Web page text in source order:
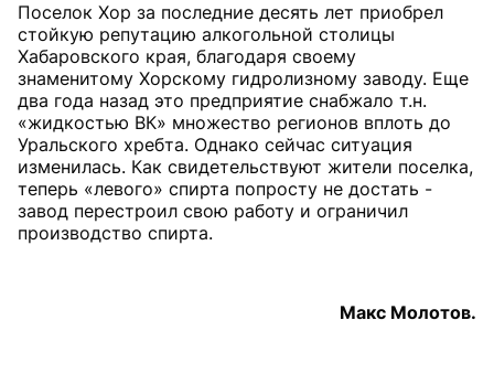
Поселок Хор за последние десять лет приобрел
стойкую репутацию алкогольной столицы
Хабаровского края, благодаря своему
знаменитому Хорскому гидролизному заводу. Еще
два года назад это предприятие снабжало т.н.
«жидкостью ВК» множество регионов вплоть до
Уральского хребта. Однако сейчас ситуация
изменилась. Как свидетельствуют жители поселка,
теперь «левого» спирта попросту не достать -
завод перестроил свою работу и ограничил
производство спирта.
Макс Молотов.